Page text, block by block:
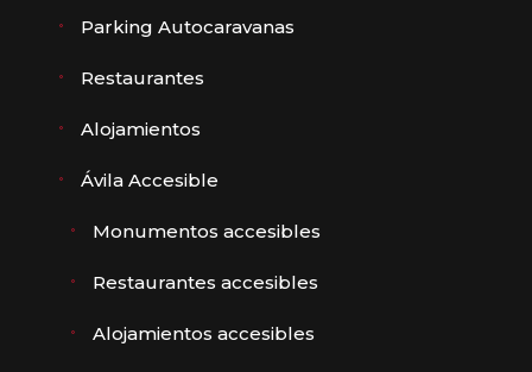
Parking Autocaravanas
Restaurantes
Alojamientos
Ávila Accesible
Monumentos accesibles
Restaurantes accesibles
Alojamientos accesibles